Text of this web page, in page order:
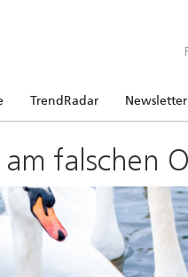
TrendRadar Newsletter
falschen